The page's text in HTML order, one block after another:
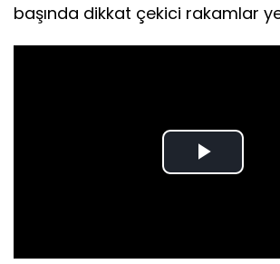
başında dikkat çekici rakamlar
Play